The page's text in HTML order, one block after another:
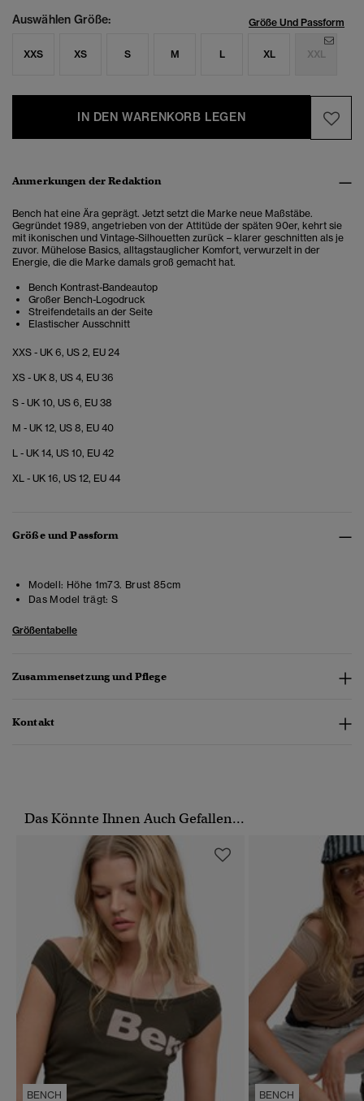
Auswählen Größe: Größe Und Passform
XXS XS S M L XL XXL
IN DEN WARENKORB LEGEN
Anmerkungen der Redaktion
Bench hat eine Ära geprägt. Jetzt setzt die Marke neue Maßstäbe.
Gegründet 1989, angetrieben von der Attitüde der späten 90er, kehrt sie
mit ikonischen und Vintage-Silhouetten zurück – klarer geschnitten als je
zuvor. Mühelose Basics, alltagstauglicher Komfort, verwurzelt in der
Energie, die die Marke damals groß gemacht hat.
Bench Kontrast-Bandeautop
Großer Bench-Logodruck
Streifendetails an der Seite
Elastischer Ausschnitt
XXS - UK 6, US 2, EU 24
XS - UK 8, US 4, EU 36
S - UK 10, US 6, EU 38
M - UK 12, US 8, EU 40
L - UK 14, US 10, EU 42
XL - UK 16, US 12, EU 44
Größe und Passform
Modell: Höhe 1m73. Brust 85cm
Das Model trägt: S
Größentabelle
Zusammensetzung und Pflege
Kontakt
Das Könnte Ihnen Auch Gefallen...
BENCH BENCH